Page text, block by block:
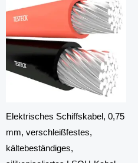
Elektrisches Schiffskabel, 0,75
mm, verschleißfestes,
kältebeständiges,